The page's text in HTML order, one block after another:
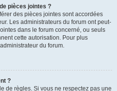
pièces jointes ?
des pièces jointes sont accordées
Les administrateurs du forum ont peut-
dans le forum concerné, ou seuls
cette autorisation. Pour plus
du forum.
?
de règles. Si vous ne respectez pas une